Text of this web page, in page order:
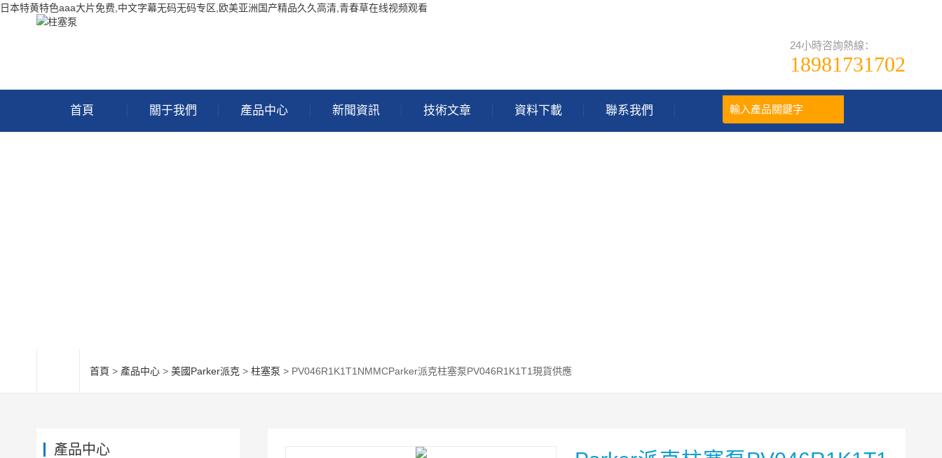
日本特黄特色aaa大片免费,中文字幕无码无码专区,欧美亚洲国产精品久久高清,青春草在线视频观看
24小時咨詢熱線：
18981731702
首頁 關于我們 產品中心 新聞資訊 技術文章 資料下載 聯系我們
首頁 > 產品中心 > 美國Parker派克 > 柱塞泵 > PV046R1K1T1NMMCParker派克柱塞泵PV046R1K1T1現貨供應
產品中心